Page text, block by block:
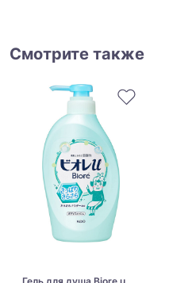
Смотрите также